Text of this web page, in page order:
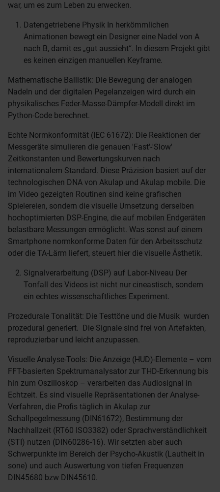
war, um es zum Leben zu erwecken.
Datengetriebene Physik In herkömmlichen
Animationen bewegt ein Designer eine Nadel von A
nach B, damit es „gut aussieht“. In diesem Projekt gibt
es keinen einzigen manuellen Keyframe.
Mathematische Ballistik: Die Bewegung der analogen
Nadeln und der digitalen Pegelanzeigen wird durch ein
physikalisches Feder-Masse-Dämpfer-Modell direkt im
Python-Code berechnet.
Echte Normkonformität (IEC 61672): Die Reaktionen der
Messgeräte simulieren die genauen 'Fast'-'Slow'
Zeitkonstanten und Bewertungskurven nach
internationalem Standard. Diese Präzision basiert auf der
technologischen DNA von Akulap und Akulap mobile. Die
im Video gezeigten Routinen sind keine grafischen
Spielereien, sondern die visuelle Umsetzung derselben
hochoptimierten DSP-Engine, die auf mobilen Endgeräten
belastbare Messungen ermöglicht. Was sonst auf einem
Smartphone normkonforme Daten für den Arbeitsschutz
oder die TA-Lärm liefert, steuert hier die visuelle Ästhetik.
Signalverarbeitung (DSP) auf Labor-Niveau Der
Tonfall des Videos ist nicht nur cineastisch, sondern
ein echtes wissenschaftliches Experiment.
Prozedurale Tonalität: Die Testtöne und die Musik wurden
prozedural generiert. Die Signale sind frei von Artefakten,
reproduzierbar und leicht anzupassen.
Visuelle Analyse-Tools: Die Anzeige (HUD)-Elemente – vom
FFT-basierten Spektrumanalysator zur THD-Erkennung bis
hin zum Oszilloskop – verarbeiten das Audiosignal in
Echtzeit. Es sind visuelle Repräsentationen der Analyse-
Verfahren, die Profis täglich in Akulap zur
Schallpegelmessung (DIN61672), Bestimmung der
Nachhallzeit (RT60 ISO3382) oder Sprachverständlichkeit
(STI) nutzen (DIN60286-16). Wir setzten aber auch
Schwerpunkte im Bereich der Psycho-Akustik (Lautheit in
sone) und auch Auswertung von tiefen Frequenzen
DIN45680 bzw DIN45610.